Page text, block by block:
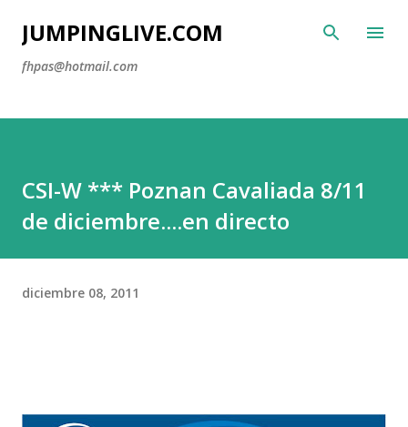
Ir al contenido principal
JUMPINGLIVE.COM
fhpas@hotmail.com
CSI-W *** Poznan Cavaliada 8/11
de diciembre....en directo
diciembre 08, 2011